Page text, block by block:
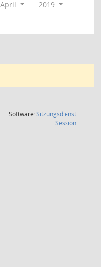
April
2019
Software:Sitzungsdienst
Session(Wird in